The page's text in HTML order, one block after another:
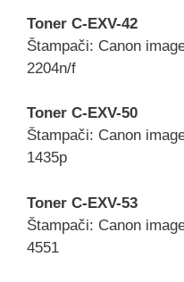
Toner C-EXV-42
Štampači: Canon
2204n/f
Toner C-EXV-50
Štampači: Canon
1435p
Toner C-EXV-53
Štampači: Canon
4551